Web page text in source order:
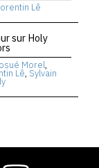
Lê
sur Holy
Morel,
Lê, Sylvain